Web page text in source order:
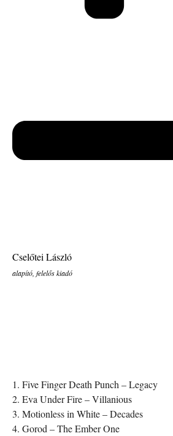
Cselőtei László
alapító, felelős kiadó
1. Five Finger Death Punch – Legacy
2. Eva Under Fire – Villanious
3. Motionless in White – Decades
4. Gorod – The Ember One